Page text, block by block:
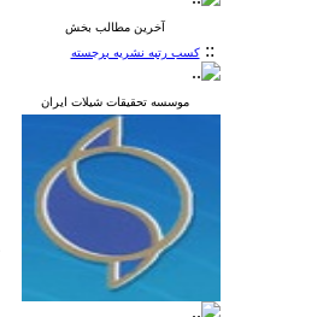
آخرین مطالب بخش
::کسب رتبه نشریه برجسته
موسسه تحقیقات شیلات ایران